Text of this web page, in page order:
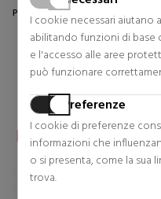
I cookie necessari aiutano
abilitando funzioni di base
e l'accesso alle aree
può funzionare
Preferenze
I cookie di preferenze
informazioni che
o si presenta, come la sua
trova.
Prezzo originale 54,13 €
1 riesami